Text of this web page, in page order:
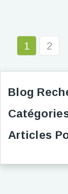
1 2
Blog
Articles